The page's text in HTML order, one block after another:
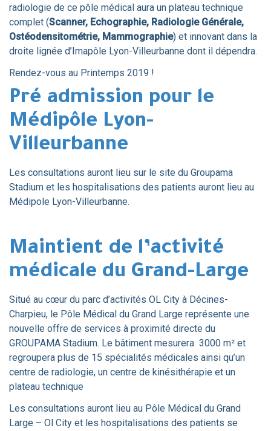
radiologie de ce pôle médical aura un plateau technique
complet (Scanner, Echographie, Radiologie Générale,
Ostéodensitométrie, Mammographie) et innovant dans la
droite lignée d’Imapôle Lyon-Villeurbanne dont il dépendra.
Rendez-vous au Printemps 2019 !
Pré admission pour le
Médipôle Lyon-
Villeurbanne
Les consultations auront lieu sur le site du Groupama
Stadium et les hospitalisations des patients auront lieu au
Médipole Lyon-Villeurbanne.
Maintient de l’activité
médicale du Grand-Large
Situé au cœur du parc d’activités OL City à Décines-
Charpieu, le Pôle Médical du Grand Large représente une
nouvelle offre de services à proximité directe du
GROUPAMA Stadium. Le bâtiment mesurera 3000 m² et
regroupera plus de 15 spécialités médicales ainsi qu’un
centre de radiologie, un centre de kinésithérapie et un
plateau technique
Les consultations auront lieu au Pôle Médical du Grand
Large – Ol City et les hospitalisations des patients se